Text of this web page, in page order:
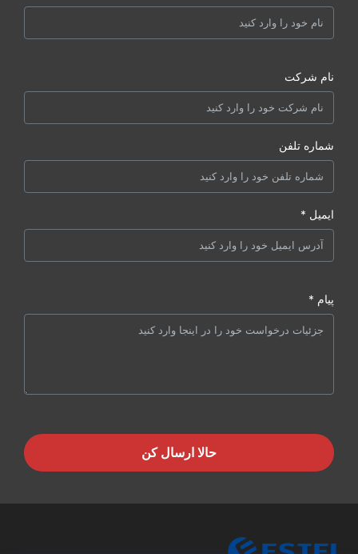
نام شرکت
شماره تلفن
ایمیل *
پیام *
حالا ارسال کن